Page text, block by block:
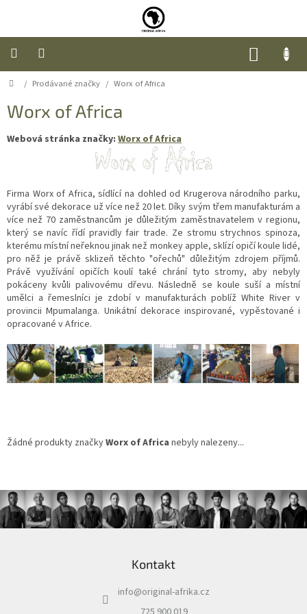
Úvod
Nábytek
a
dárky
Food
O
nás
ZÁJEZDY
Kontakt
Kavárna
Přihlášení
Domů
/ Prodávané značky / Worx of Africa
Worx of Africa
Webová stránka značky: Worx of Africa
Firma Worx of Africa, sídlící na dohled od Krugerova národního parku,
vyrábí své dekorace už více než 20 let. Díky svým třem manufakturám a
více než 70 zaměstnancům je důležitým zaměstnavatelem v regionu,
který se navíc řídí pravidly fair trade. Ze stromu strychnos spinoza,
kterému místní neřeknou jinak než monkey apple, sklízí opičí koule lidé,
pro něž je právě sklizeň těchto "ořechů" důležitým zdrojem příjmů.
Právě využívání opičích koulí také chrání tyto stromy, aby nebyly
pokáceny kvůli palivovému dřevu. Následně se koule suší a místní
umělci a řemeslníci je zdobí v manufakturách poblíž White River v
provincii Mpumalanga. Unikátní dekorace inspirované, vypěstované i
opracované v Africe.
Žádné produkty značkyWorx of Africa nebyly nalezeny...
Kontakt
info@original-afrika.cz